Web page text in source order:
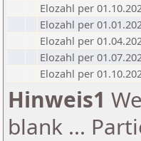
Elozahl per
Elozahl per
Elozahl per
Elozahl per
Elozahl per
Hinweis1
blank ...